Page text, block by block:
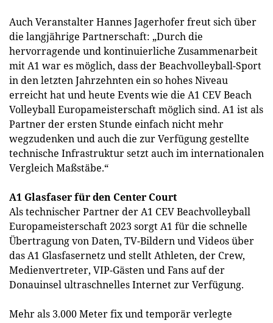
Auch Veranstalter Hannes Jagerhofer freut sich über
die langjährige Partnerschaft: „Durch die
hervorragende und kontinuierliche Zusammenarbeit
mit A1 war es möglich, dass der Beachvolleyball-Sport
in den letzten Jahrzehnten ein so hohes Niveau
erreicht hat und heute Events wie die A1 CEV Beach
Volleyball Europameisterschaft möglich sind. A1 ist als
Partner der ersten Stunde einfach nicht mehr
wegzudenken und auch die zur Verfügung gestellte
technische Infrastruktur setzt auch im internationalen
Vergleich Maßstäbe.“
A1 Glasfaser für den Center Court
Als technischer Partner der A1 CEV Beachvolleyball
Europameisterschaft 2023 sorgt A1 für die schnelle
Übertragung von Daten, TV-Bildern und Videos über
das A1 Glasfasernetz und stellt Athleten, der Crew,
Medienvertreter, VIP-Gästen und Fans auf der
Donauinsel ultraschnelles Internet zur Verfügung.
Mehr als 3.000 Meter fix und temporär verlegte